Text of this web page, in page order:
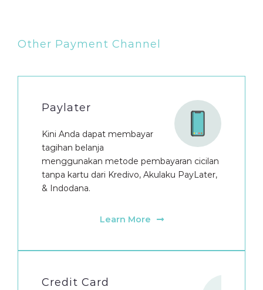
Other Payment Channel
Paylater
Kini Anda dapat membayar
tagihan belanja
menggunakan metode pembayaran cicilan
tanpa kartu dari Kredivo, Akulaku PayLater,
& Indodana.
Learn More
Credit Card